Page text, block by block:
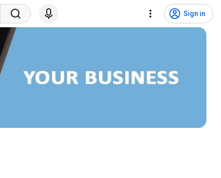
Sign in